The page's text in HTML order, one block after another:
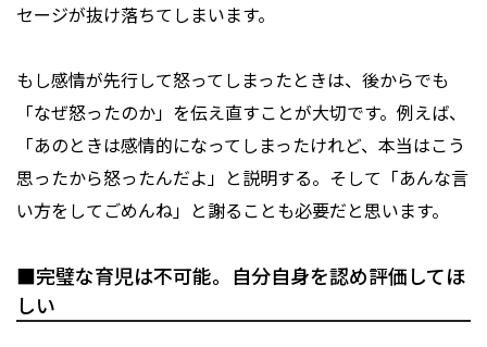
セージが抜け落ちてしまいます。
もし感情が先行して怒ってしまったときは、後からでも
「なぜ怒ったのか」を伝え直すことが大切です。例えば、
「あのときは感情的になってしまったけれど、本当はこう
思ったから怒ったんだよ」と説明する。そして「あんな言
い方をしてごめんね」と謝ることも必要だと思います。
■完璧な育児は不可能。自分自身を認め評価してほ
しい